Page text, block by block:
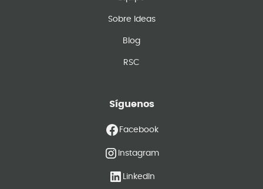
Sobre Ideas
Blog
RSC
Síguenos
Facebook
Instagram
LinkedIn